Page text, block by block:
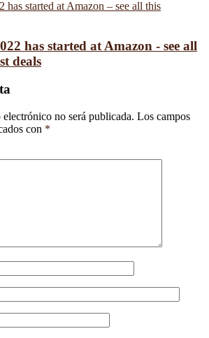
has started at Amazon - see all
deals
no será publicada. Los campos
con *